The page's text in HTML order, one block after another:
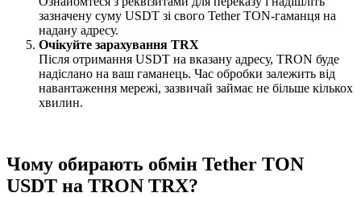
зазначену суму USDT зі свого Tether TON-гаманця на
надану адресу.
Очікуйте зарахування TRX
Після отримання USDT на вказану адресу, TRON буде
надіслано на ваш гаманець. Час обробки залежить від
навантаження мережі, зазвичай займає не більше кількох
хвилин.
Чому обирають обмін Tether TON
USDT на TRON TRX?